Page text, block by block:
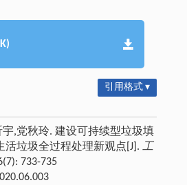
引用格式 ▾
,党秋玲. 建设可持续型垃圾填
垃圾全过程处理新观点[J]. 工
733-735